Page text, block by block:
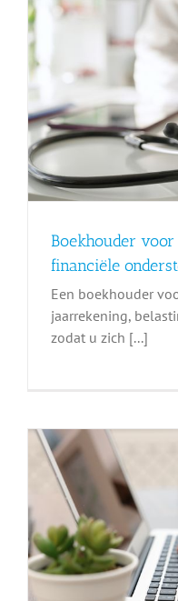
Boekhouder
financiële
Een boekhouder
jaarrekening,
zodat u zich [...]